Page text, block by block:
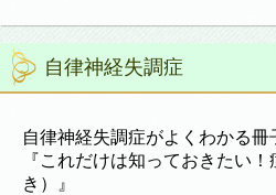
自律神経失調症
自律神経失調症がよくわかる冊
『これだけは知っておきたい
き）』